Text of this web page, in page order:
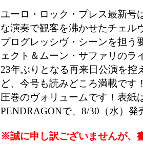
ユーロ・ロック・プレス最新号
な演奏で観客を沸かせたチェル
プログレッシヴ・シーンを担う
ェクト＆ムーン・サファリのラ
23年ぶりとなる再来日公演を
ど、今号も読みどころ満載です
圧巻のヴォリュームです！表紙
PENDRAGONで、8/30（水）発
※誠に申し訳ございませんが、